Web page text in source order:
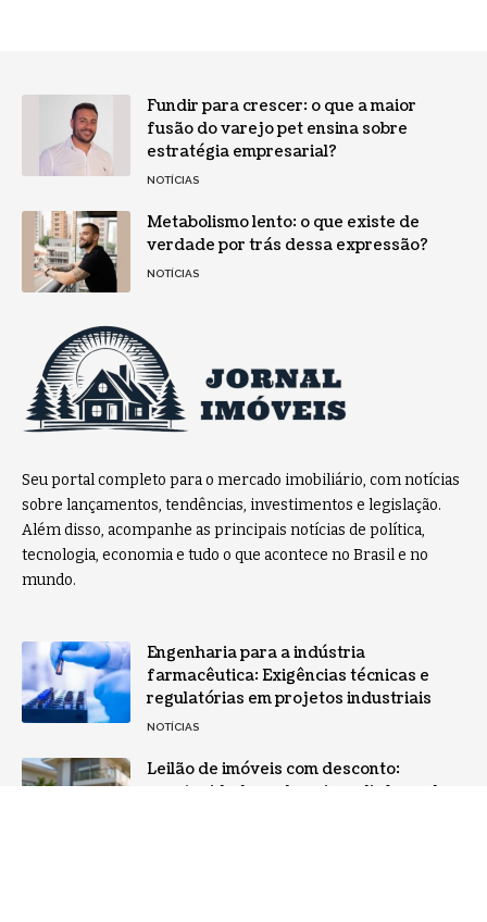
Fundir para crescer: o que a maior
fusão do varejo pet ensina sobre
estratégia empresarial?
NOTÍCIAS
Metabolismo lento: o que existe de
verdade por trás dessa expressão?
NOTÍCIAS
Seu portal completo para o mercado imobiliário, com notícias
sobre lançamentos, tendências, investimentos e legislação.
Além disso, acompanhe as principais notícias de política,
tecnologia, economia e tudo o que acontece no Brasil e no
mundo.
Engenharia para a indústria
farmacêutica: Exigências técnicas e
regulatórias em projetos industriais
NOTÍCIAS
Leilão de imóveis com desconto:
oportunidade real ou risco disfarçado